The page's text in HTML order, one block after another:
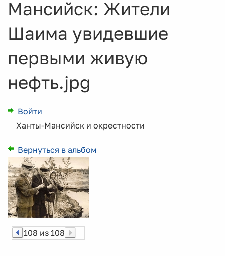
Мансийск: Жители
Шаима увидевшие
первыми живую
нефть.jpg
Войти
Ханты-Мансийск и окрестности
Вернуться в альбом
108 из 108